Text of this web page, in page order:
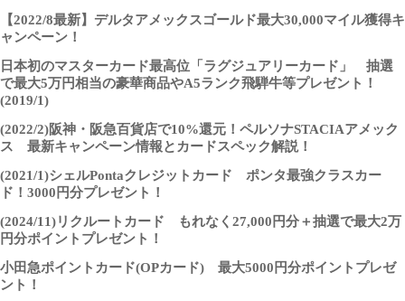
【2022/8最新】デルタアメックスゴールド最大30,000マイル獲得キ
ャンペーン！
日本初のマスターカード最高位「ラグジュアリーカード」 抽選
で最大5万円相当の豪華商品やA5ランク飛騨牛等プレゼント！
(2019/1)
(2022/2)阪神・阪急百貨店で10%還元！ペルソナSTACIAアメック
ス 最新キャンペーン情報とカードスペック解説！
(2021/1)シェルPontaクレジットカード ポンタ最強クラスカー
ド！3000円分プレゼント！
(2024/11)リクルートカード もれなく27,000円分＋抽選で最大2万
円分ポイントプレゼント！
小田急ポイントカード(OPカード) 最大5000円分ポイントプレゼ
ント！